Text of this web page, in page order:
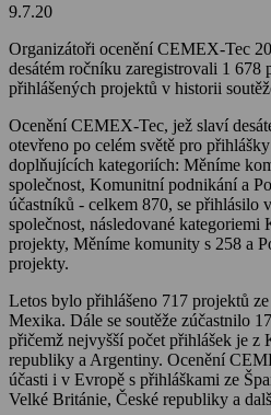
9.7.20
Organizátoři ocenění CEMEX-Tec
desátém ročníku zaregistrovali 1 678
přihlášených projektů v historii
Ocenění CEMEX-Tec, jež slaví
otevřeno po celém světě pro
doplňujících kategoriích: Měníme
společnost, Komunitní podnikání a
účastníků - celkem 870, se přihlásilo
společnost, následované
projekty, Měníme komunity s 258 a
projekty.
Letos bylo přihlášeno 717 projektů
Mexika. Dále se soutěže zúčastnilo
přičemž nejvyšší počet přihlášek je
republiky a Argentiny. Ocenění
účasti i v Evropě s přihláškami ze
Velké Británie, České republiky a